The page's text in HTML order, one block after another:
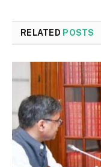
RELATED POSTS